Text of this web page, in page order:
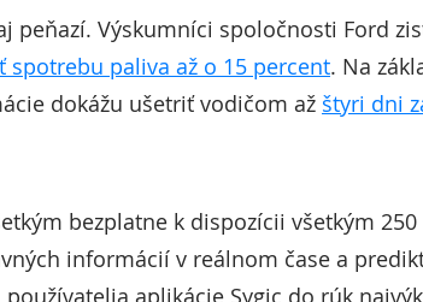
peňazí. Výskumníci spoločnosti Ford
spotrebu paliva až o 15 percent. Na
dokážu ušetriť vodičom až štyri dni
bezplatne k dispozícii všetkým
informácií v reálnom čase a
aplikácie Sygic do rúk